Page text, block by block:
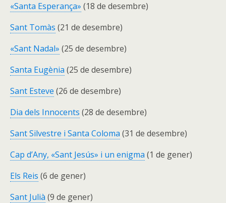
«Santa Esperança» (18 de desembre)
Sant Tomàs (21 de desembre)
«Sant Nadal» (25 de desembre)
Santa Eugènia (25 de desembre)
Sant Esteve (26 de desembre)
Dia dels Innocents (28 de desembre)
Sant Silvestre i Santa Coloma (31 de desembre)
Cap d’Any, «Sant Jesús» i un enigma (1 de gener)
Els Reis (6 de gener)
Sant Julià (9 de gener)